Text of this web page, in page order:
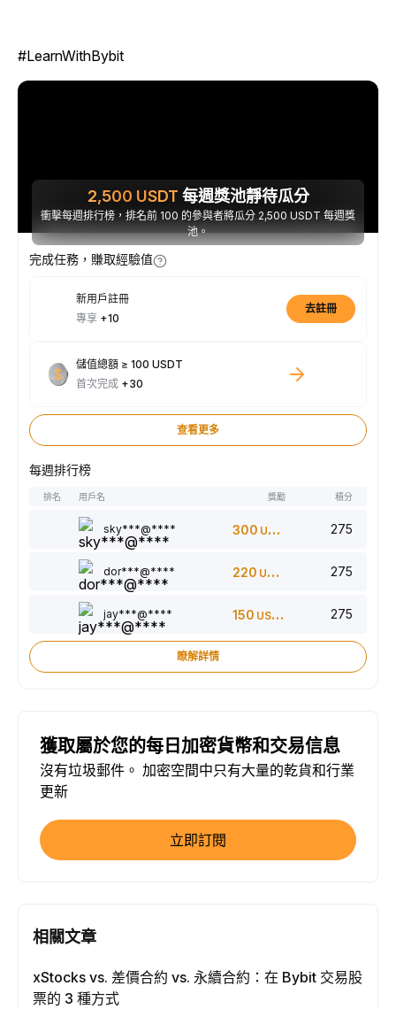
#LearnWithBybit
2,500 USDT 每週獎池靜待瓜分
衝擊每週排行榜，排名前 100 的參與者將瓜分 2,500 USDT 每週獎
池。
完成任務，賺取經驗值
新用戶註冊
專享 +10
去註冊
儲值總額 ≥ 100 USDT
首次完成 +30
查看更多
每週排行榜
排名 用戶名 獎勵 積分
sky***@**** 300 USDT 275
dor***@**** 220 USDT 275
jay***@**** 150 USDT 275
瞭解詳情
獲取屬於您的每日加密貨幣和交易信息
沒有垃圾郵件。 加密空間中只有大量的乾貨和行業
更新
立即訂閱
相關文章
xStocks vs. 差價合約 vs. 永續合約：在 Bybit 交易股
票的 3 種方式